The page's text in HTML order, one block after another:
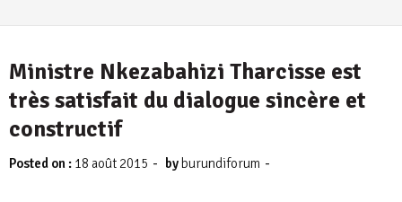
Ministre Nkezabahizi Tharcisse est
très satisfait du dialogue sincère et
constructif
Posted on : 18 août 2015 - by burundiforum -